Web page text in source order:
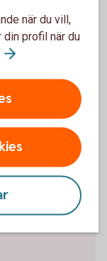
vår
när du vill,
profil när du